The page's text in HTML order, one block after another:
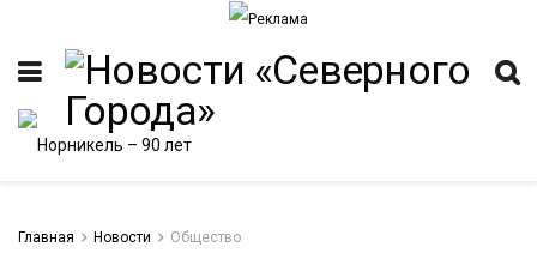
Главная Новости Общество